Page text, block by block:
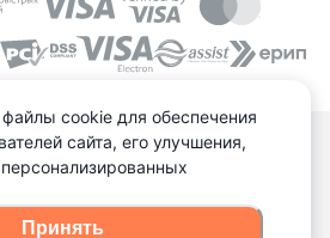
кукииВыбор настроек Cookies
материалов допускается
ссылки.
файлы cookie для обеспечения
сайта, его улучшения,
Принять